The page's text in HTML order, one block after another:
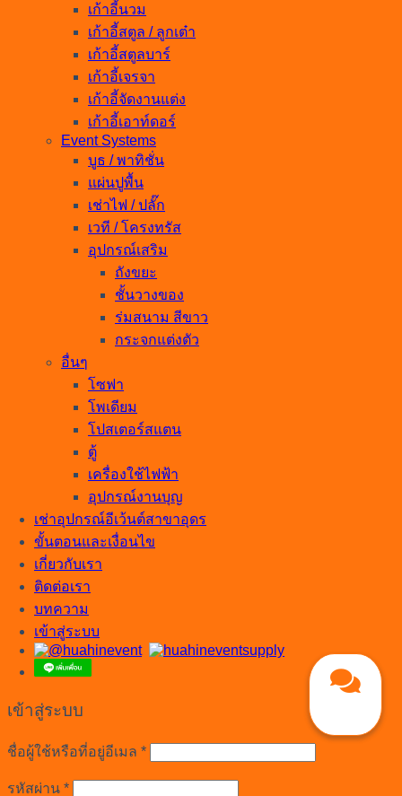
เก้าอี้นวม
เก้าอี้สตูล / ลูกเต๋า
เก้าอี้สตูลบาร์
เก้าอี้เจรจา
เก้าอี้จัดงานแต่ง
เก้าอี้เอาท์ดอร์
Event Systems
บูธ / พาทิชั่น
แผ่นปูพื้น
เช่าไฟ / ปลั๊ก
เวที / โครงทรัส
อุปกรณ์เสริม
ถังขยะ
ชั้นวางของ
ร่มสนาม สีขาว
กระจกแต่งตัว
อื่นๆ
โซฟา
โพเดียม
โปสเตอร์สแตน
ตู้
เครื่องใช้ไฟฟ้า
อุปกรณ์งานบุญ
เช่าอุปกรณ์อีเว้นต์สาขาอุดร
ขั้นตอนและเงื่อนไข
เกี่ยวกับเรา
ติดต่อเรา
บทความ
เข้าสู่ระบบ
เข้าสู่ระบบ
ชื่อผู้ใช้หรือที่อยู่อีเมล *ต้องการ
รหัสผ่าน *ต้องการ